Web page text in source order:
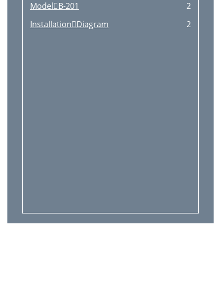
ModelB-201
2
InstallationDiagram
2